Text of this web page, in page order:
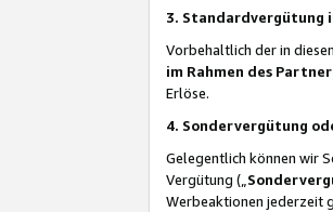
3. Standardvergütung
Vorbehaltlich der in
im Rahmen des
Erlöse.
4. Sondervergütung
Gelegentlich können wir
Vergütung („
Werbeaktionen jederzeit